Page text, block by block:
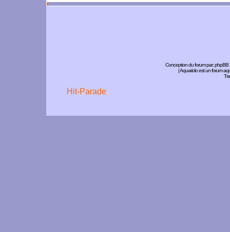
Conception du forum par:phpBB
| Aquariolo est un forum